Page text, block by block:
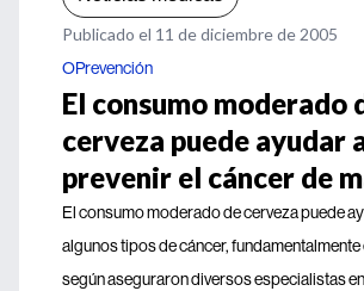
Publicado el 11 de diciembre de 2005
OPrevención
El consumo moderado
cerveza puede ayudar
prevenir el cáncer de
El consumo moderado de cerveza puede
algunos tipos de cáncer, fundamentalmente
según aseguraron diversos especialistas